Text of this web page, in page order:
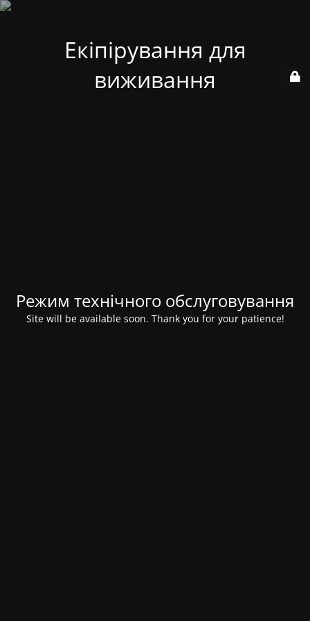
Екіпірування для
виживання
Режим технічного обслуговування
Site will be available soon. Thank you for your patience!